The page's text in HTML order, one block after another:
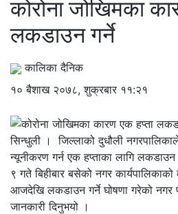
कोरोना जोखिमका
लकडाउन गर्ने
कालिका दैनिक
१० बैशाख २०७८, शुक्रबार ११:२१
सिन्धुली । जिल्लाको दुधौली
न्यूनीकरण गर्न एक हप्ताका लागि
९ गते बिहीबार बसेको नगर
आजदेखि लकडाउन गर्ने घोषणा गरेको नगर
जानकारी दिनुभयो ।